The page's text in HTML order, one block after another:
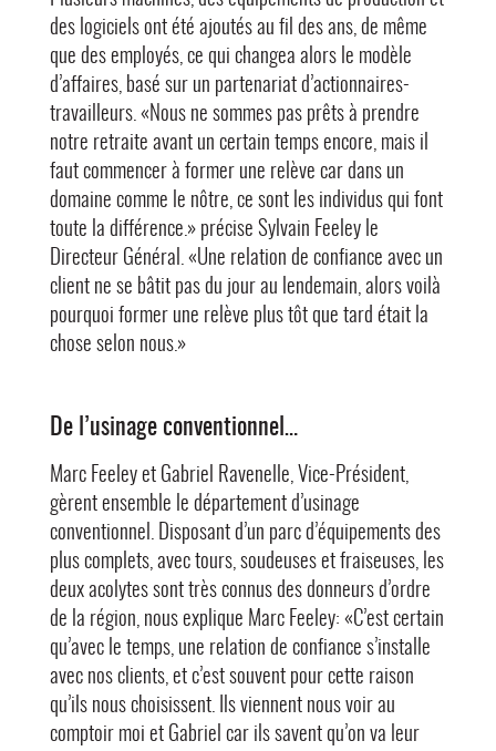
des logiciels ont été ajoutés au fil des ans, de même
que des employés, ce qui changea alors le modèle
d’affaires, basé sur un partenariat d’actionnaires-
travailleurs. «Nous ne sommes pas prêts à prendre
notre retraite avant un certain temps encore, mais il
faut commencer à former une relève car dans un
domaine comme le nôtre, ce sont les individus qui font
toute la différence.» précise Sylvain Feeley le
Directeur Général. «Une relation de confiance avec un
client ne se bâtit pas du jour au lendemain, alors voilà
pourquoi former une relève plus tôt que tard était la
chose selon nous.»
De l’usinage conventionnel…
Marc Feeley et Gabriel Ravenelle, Vice-Président,
gèrent ensemble le département d’usinage
conventionnel. Disposant d’un parc d’équipements des
plus complets, avec tours, soudeuses et fraiseuses, les
deux acolytes sont très connus des donneurs d’ordre
de la région, nous explique Marc Feeley: «C’est certain
qu’avec le temps, une relation de confiance s’installe
avec nos clients, et c’est souvent pour cette raison
qu’ils nous choisissent. Ils viennent nous voir au
comptoir moi et Gabriel car ils savent qu’on va leur